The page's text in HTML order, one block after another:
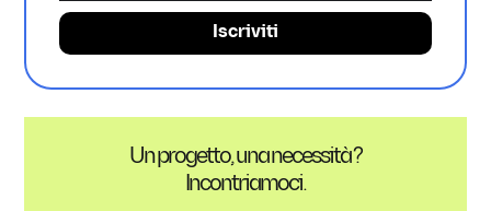
Un progetto, una necessità ?
Incontriamoci.